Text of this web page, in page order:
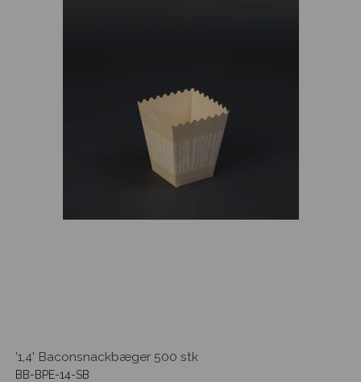
'1,4' Baconsnackbæger 500 stk
BB-BPE-14-SB